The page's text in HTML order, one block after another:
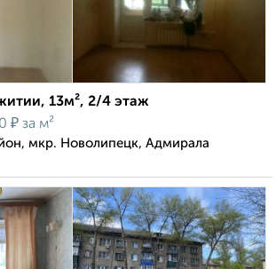
13м², 2/4 этаж
₽ за м²
мкр. Новолипецк, Адмирала